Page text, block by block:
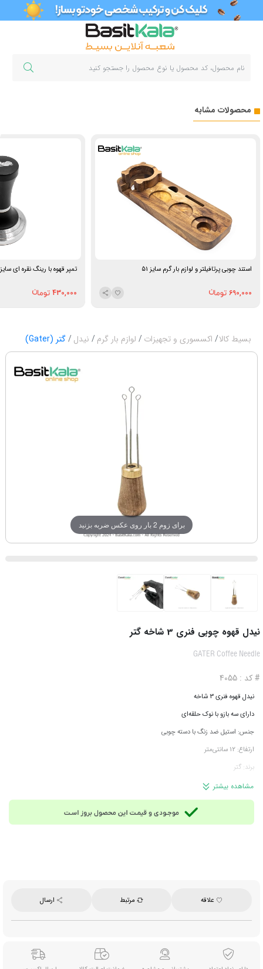
محصولات مشابه
استند چوبی پرتافیلتر و لوازم بار گرم سایز 51
690,000
تمپر قهوه با رینگ نقره ای سایز
430,000
بسیط کالا اکسسوری و تجهیزات لوازم بار گرم نیدل گتر (Gater)
برای زوم 2 بار روی عکس ضربه بزنید
نیدل قهوه چوبی فنری 3 شاخه گتر
GATER Coffee Needle
# کد : 4055
نیدل قهوه فنری 3 شاخه
دارای سه بازو با نوک حلقه‌ای
جنس: استیل ضد زنگ با دسته چوبی
ارتفاع: 12 سانتی‌متر
برند: گتر
محصول ایران
مشاهده بیشتر
علاقه مرتبط ارسال